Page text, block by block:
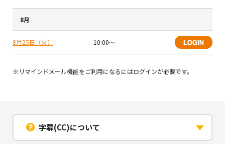
8月
8月25日（火） 10:00〜
※リマインドメール機能をご利用になるにはログインが必要です。
字幕(CC)について